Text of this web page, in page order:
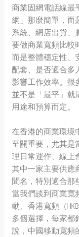
商業固網電話線最
網」那麼簡單，而
系統、網店出貨、
要做商業寬頻比較
而是整體穩定性、
配套、是否適合多
影響工作效率。很
並不是「最平」就
用途和預算而定。
在香港的商業環境
至關重要，尤其是
理日常運作、線上
其中一家主要供應
聞名，特別適合那
當我們談到商業寬
動、香港寬頻（
多個選擇，每家都
說，中國移動寬頻